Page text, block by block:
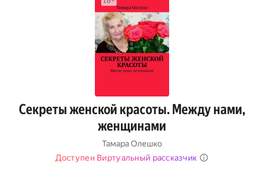
Секреты женской красоты. Между нами,
женщинами
Тамара Олешко
Доступен Виртуальный рассказчик